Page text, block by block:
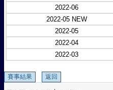
2022-06
2022-05 NEW
2022-05
2022-04
2022-03